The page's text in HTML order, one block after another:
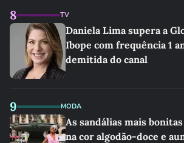
8 TV
Daniela Lima supera a
Ibope com frequência 1
demitida do canal
9 MODA
As sandálias mais
na cor algodão-doce e